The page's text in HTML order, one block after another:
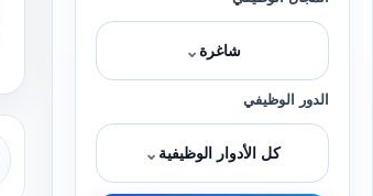
شاغرة ⌄
الدور الوظيفي
كل الأدوار الوظيفية ⌄